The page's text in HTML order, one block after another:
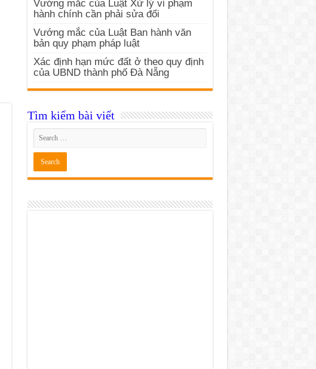
Vướng mắc của Luật Xử lý vi phạm
hành chính cần phải sửa đổi
Vướng mắc của Luật Ban hành văn
bản quy phạm pháp luật
Xác định hạn mức đất ở theo quy định
của UBND thành phố Đà Nẵng
Tìm kiếm bài viết